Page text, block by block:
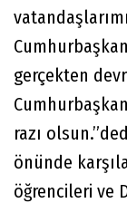
gerçekten
razı
önünde
öğrencileri ve